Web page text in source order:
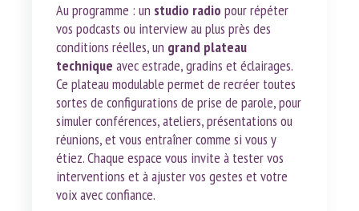
Au programme : un studio radiopour répéter
vos podcasts ou interview au plus près des
conditions réelles, un grand plateau
technique avec estrade, gradins et éclairages.
Ce plateau modulable permet de recréer toutes
sortes de configurations de prise de parole, pour
simuler conférences, ateliers, présentations ou
réunions, et vous entraîner comme si vous y
étiez. Chaque espace vous invite à tester vos
interventions et à ajuster vos gestes et votre
voix avec confiance.